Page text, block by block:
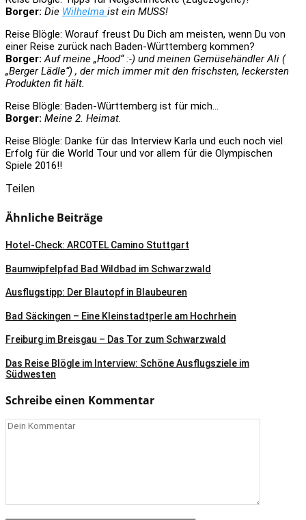
Borger: Die Wilhelma ist ein MUSS!
Reise Blögle: Worauf freust Du Dich am meisten, wenn Du von
einer Reise zurück nach Baden-Württemberg kommen?
Borger: Auf meine „Hood“ :-) und meinen Gemüsehändler Ali (
„Berger Lädle“) , der mich immer mit den frischsten, leckersten
Produkten fit hält.
Reise Blögle: Baden-Württemberg ist für mich…
Borger: Meine 2. Heimat.
Reise Blögle: Danke für das Interview Karla und euch noch viel
Erfolg für die World Tour und vor allem für die Olympischen
Spiele 2016!!
Teilen
Ähnliche Beiträge
Hotel-Check: ARCOTEL Camino Stuttgart
Baumwipfelpfad Bad Wildbad im Schwarzwald
Ausflugstipp: Der Blautopf in Blaubeuren
Bad Säckingen – Eine Kleinstadtperle am Hochrhein
Freiburg im Breisgau – Das Tor zum Schwarzwald
Das Reise Blögle im Interview: Schöne Ausflugsziele im
Südwesten
Schreibe einen Kommentar